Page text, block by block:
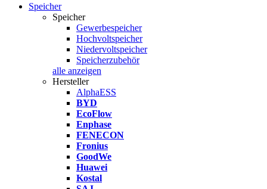
Speicher
Speicher
Gewerbespeicher
Hochvoltspeicher
Niedervoltspeicher
Speicherzubehör
alle anzeigen
Hersteller
AlphaESS
BYD
EcoFlow
Enphase
FENECON
Fronius
GoodWe
Huawei
Kostal